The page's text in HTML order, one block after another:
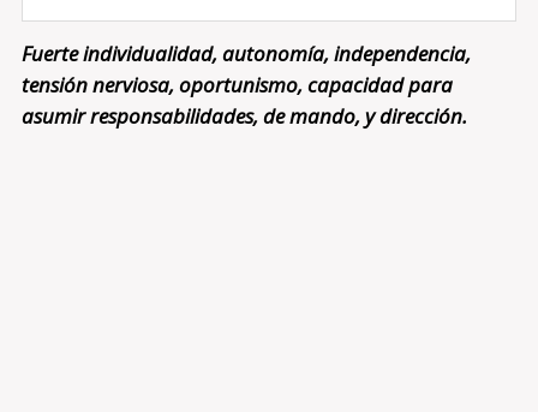
Fuerte individualidad, autonomía, independencia,
tensión nerviosa, oportunismo, capacidad para
asumir responsabilidades, de mando, y dirección.